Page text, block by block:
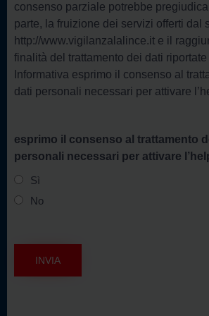
La informiamo che:
attuando la procedura di accesso
“Iscrizione newsletter” dovrà
indirizzo e-mail e il suo nome e
accedendo all’area “Richiesta
accedendo all’area “Lavora con
numero del contratto
consenso parziale potrebbe
parte, la fruizione dei servizi offerti dal
http://www.vigilanzalalince.it e il
finalità del trattamento dei dati
Informativa esprimo il consenso al
dati personali necessari per attivare
esprimo il consenso al trattamento
personali necessari per attivare
Sì
No